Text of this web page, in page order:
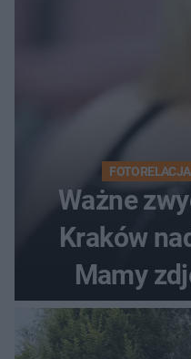
Ważne
Kraków
Mamy